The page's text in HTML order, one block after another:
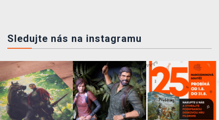
Sledujte nás na instagramu